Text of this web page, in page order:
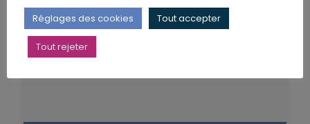
Réglages des cookies Tout accepter
Tout rejeter